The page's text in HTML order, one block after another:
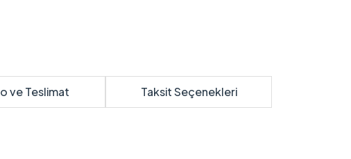
ve Teslimat Taksit Seçenekleri